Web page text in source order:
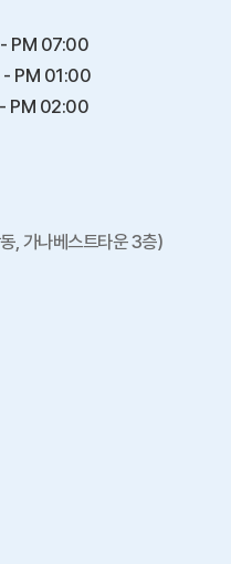
PM 07:00
PM 01:00
PM 02:00
, 가나베스트타운 3층)